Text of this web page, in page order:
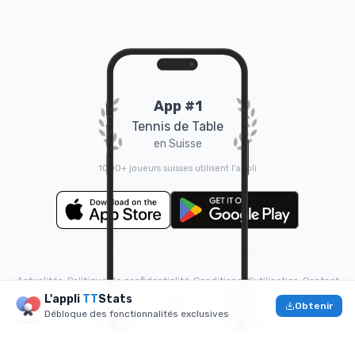
App #1
Tennis de Table
en Suisse
1000+ joueurs suisses utilisent l'appli
Actualités•Politique de confidentialité•Conditions d'utilisation•Contact
Fait avec
L'appli TTStats
Débloque des fonctionnalités exclusives
Obtenir